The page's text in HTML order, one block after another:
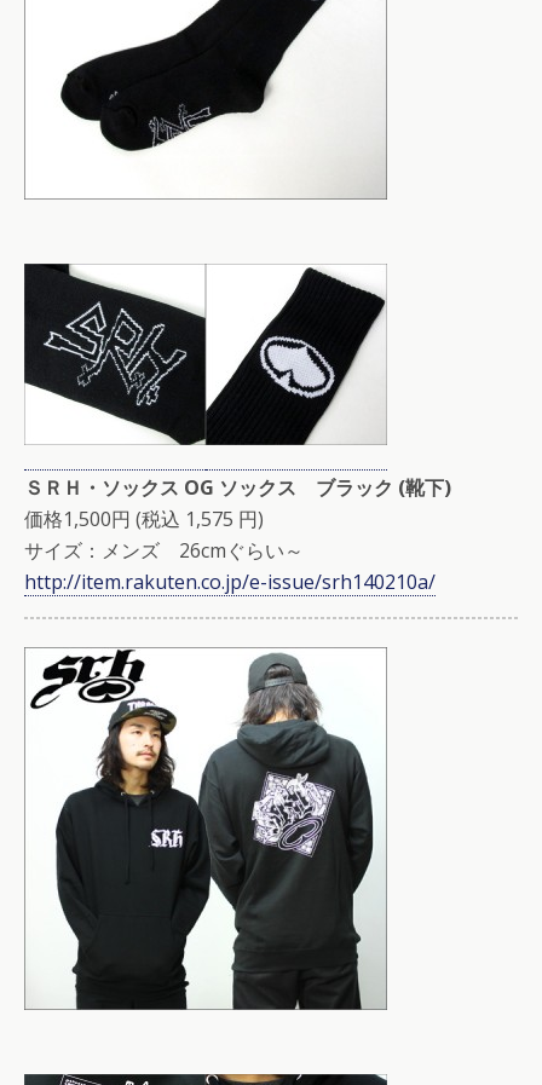
ＳＲＨ・ソックス OG ソックス ブラック (靴下)
価格1,500円 (税込 1,575 円)
サイズ：メンズ 26cmぐらい～
http://item.rakuten.co.jp/e-issue/srh140210a/